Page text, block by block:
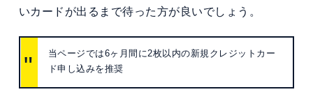
いカードが出るまで待った方が良いでしょう。
当ページでは6ヶ月間に2枚以内の新規クレジットカー
ド申し込みを推奨